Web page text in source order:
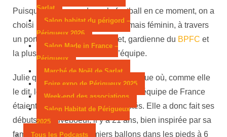
Sarlat
Salon habitat du périgord –
Périgueux 2026
Salon Made in France –
Périgueux
Marché de Noël de Sarlat
Foire expo de Périgueux 2025
Week-end des associations
Salon Habitat de Périgueux
2025
Tous les Podcasts
Puisque tout le monde parle football en ce moment, on a
choisi nous de parler foot aussi, mais féminin, à travers
un portrait, celui de Julie Claret, gardienne du BPFC et
la plus ancienne joueuse de l’équipe.
Julie qui a débuté le football à l’époque où, comme elle
le dit, les maillots des joueuses de l’équipe de France
étaient bien trop grands, pas ajustés. Elle a donc fait ses
débuts à Sauveboeuf, il y a 21 ans, bien inspirée par sa
famille de fouteux. Premiers ballons dans les pieds à 6